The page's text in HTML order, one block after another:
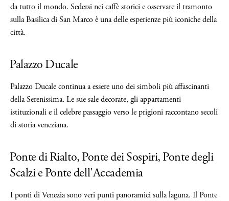
da tutto il mondo. Sedersi nei caffè storici e osservare il tramonto
sulla Basilica di San Marco è una delle esperienze più iconiche della
città.
Palazzo Ducale
Palazzo Ducale continua a essere uno dei simboli più affascinanti
della Serenissima. Le sue sale decorate, gli appartamenti
istituzionali e il celebre passaggio verso le prigioni raccontano secoli
di storia veneziana.
Ponte di Rialto, Ponte dei Sospiri, Ponte degli
Scalzi e Ponte dell'Accademia
I ponti di Venezia sono veri punti panoramici sulla laguna. Il Ponte